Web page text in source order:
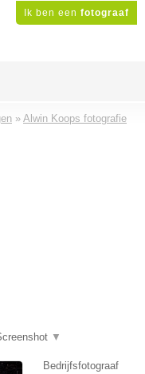
Ik ben een fotograaf
» Alwin Koops fotografie
▼
Bedrijfsfotograaf